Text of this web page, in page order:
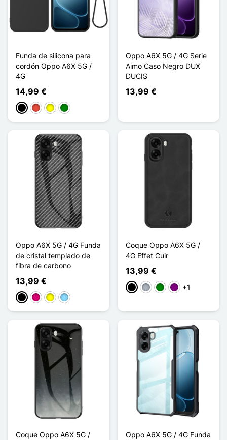
Funda de silicona para
cordón Oppo A6X 5G /
4G
14,99 €
NegroRojoAmarillo
Verde
Oppo A6X 5G / 4G Serie
Aimo Caso Negro DUX
DUCIS
13,99 €
Oppo A6X 5G / 4G Funda
de cristal templado de
fibra de carbono
13,99 €
NegroMagenta
AmarilloAzul claro
Coque Oppo A6X 5G /
4G Effet Cuir
13,99 €
NegroGris VerdePúrpura
+1
Coque Oppo A6X 5G /
Oppo A6X 5G / 4G Funda